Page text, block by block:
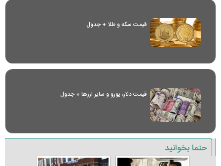
قیمت سکه و طلا + جدول
قیمت دلار، یورو و سایر ارز‌ها + جدول
حتما بخوانید